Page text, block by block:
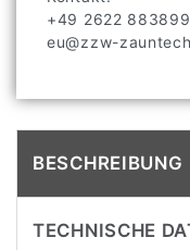
+49 2622
eu@zzw-
BESCHREIBUNG
TECHNISCHE